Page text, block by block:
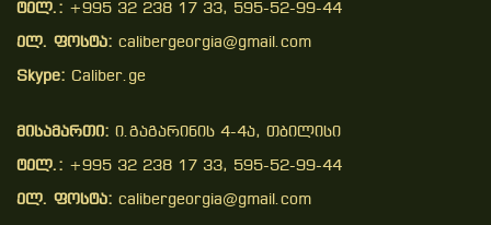
ტელ.: +995 32 238 17 33, 595-52-99-44
ელ. ფოსტა: calibergeorgia@gmail.com
Skype: Caliber.ge
მისამართი: ი.გაგარინის 4-4ა, თბილისი
ტელ.: +995 32 238 17 33, 595-52-99-44
ელ. ფოსტა: calibergeorgia@gmail.com